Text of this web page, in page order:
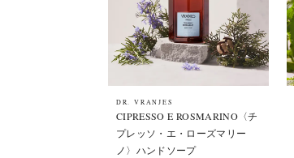
DR. VRANJES
CIPRESSO E ROSMARINO〈チ
プレッソ・エ・ローズマリー
ノ〉ハンドソープ